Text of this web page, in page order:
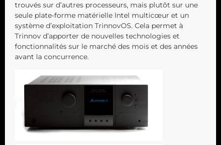
trouvés sur d’autres processeurs, mais plutôt sur une
seule plate-forme matérielle Intel multicœur et un
système d’exploitation TrinnovOS. Cela permet à
Trinnov d’apporter de nouvelles technologies et
fonctionnalités sur le marché des mois et des années
avant la concurrence.